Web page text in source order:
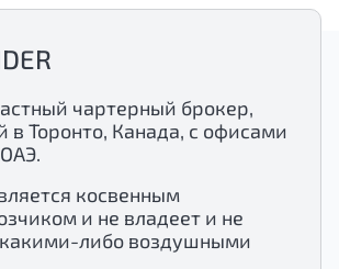
чартерный брокер,
в Торонто, Канада, с офисами
косвенным
и не владеет и не
либо воздушными